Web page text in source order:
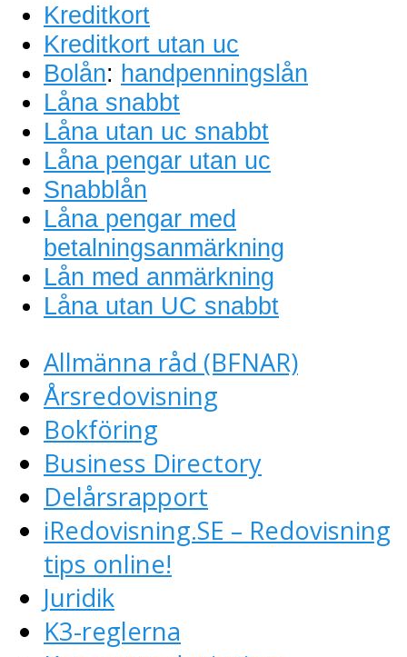
Kreditkort
Kreditkort utan uc
Bolån: handpenningslån
Låna snabbt
Låna utan uc snabbt
Låna pengar utan uc
Snabblån
Låna pengar med
betalningsanmärkning
Lån med anmärkning
Låna utan UC snabbt
Allmänna råd (BFNAR)
Årsredovisning
Bokföring
Business Directory
Delårsrapport
iRedovisning.SE – Redovisning
tips online!
Juridik
K3-reglerna